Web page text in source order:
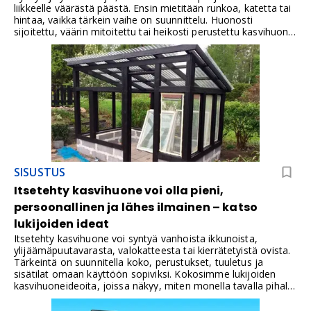
liikkeelle väärästä päästä. Ensin mietitään runkoa, katetta tai
hintaa, vaikka tärkein vaihe on suunnittelu. Huonosti
sijoitettu, väärin mitoitettu tai heikosti perustettu kasvihuone
voi aiheuttaa turhaa työtä, lisäkuluja ja heikomman
lopputuloksen vuosiksi eteenpäin.
SISUSTUS
Itsetehty kasvihuone voi olla pieni,
persoonallinen ja lähes ilmainen – katso
lukijoiden ideat
Itsetehty kasvihuone voi syntyä vanhoista ikkunoista,
ylijäämäpuutavarasta, valokatteesta tai kierrätetyistä ovista.
Tärkeintä on suunnitella koko, perustukset, tuuletus ja
sisätilat omaan käyttöön sopiviksi. Kokosimme lukijoiden
kasvihuoneideoita, joissa näkyy, miten monella tavalla pihalle
voi rakentaa toimivan ja persoonallisen